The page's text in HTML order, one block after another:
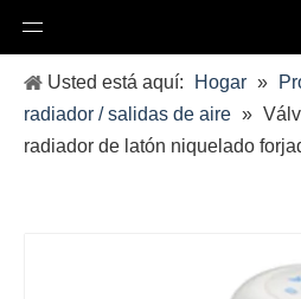
Usted está aquí: Hogar »
radiador / salidas de aire »
radiador de latón niquelado